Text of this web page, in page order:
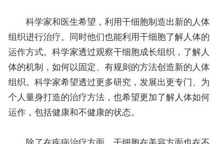
科学家和医生希望，利用干细胞制造出新的人体
组织进行治疗。同时他们也能利用干细胞了解人体的
运作方式。科学家透过观察干细胞成长组织，了解人
体的机制，如何以固定、有规则的方法创造新的人体
组织。科学家希望透过更多研究，发展出更专门、为
个人量身打造的治疗方法，也希望更加了解人体如何
运作，包括健康和不健康的状态。